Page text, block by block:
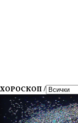
ХОРОСКОП /